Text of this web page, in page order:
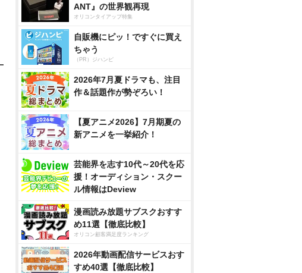
ANT』の世界観再現
オリコンタイアップ特集
自販機にピッ！ですぐに買え
ちゃう
（PR）ジハンピ
2026年7月夏ドラマも、注目
作＆話題作が勢ぞろい！
【夏アニメ2026】7月期夏の
新アニメを一挙紹介！
芸能界を志す10代～20代を応
援！オーディション・スクー
ル情報はDeview
漫画読み放題サブスクおすす
め11選【徹底比較】
オリコン顧客満足度ランキング
2026年動画配信サービスおす
すめ40選【徹底比較】